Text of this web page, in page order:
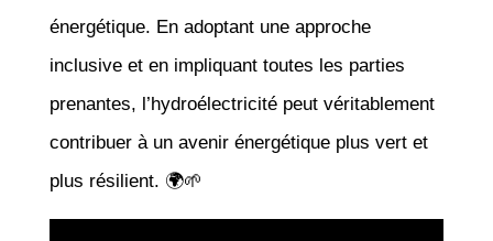
énergétique. En adoptant une approche
inclusive et en impliquant toutes les parties
prenantes, l’hydroélectricité peut véritablement
contribuer à un avenir énergétique plus vert et
plus résilient. 🌍🌱